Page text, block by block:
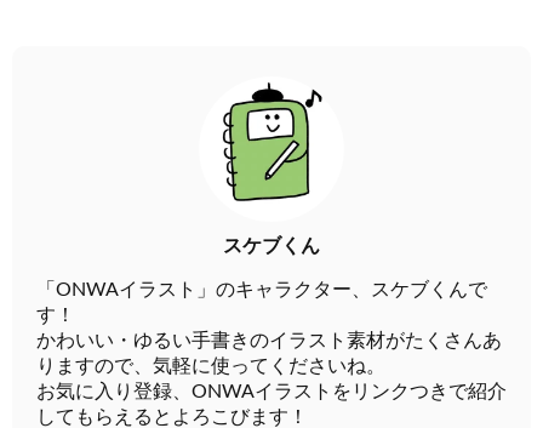
スケブくん
「ONWAイラスト」のキャラクター、スケブくんで
す！
かわいい・ゆるい手書きのイラスト素材がたくさんあ
りますので、気軽に使ってくださいね。
お気に入り登録、ONWAイラストをリンクつきで紹介
してもらえるとよろこびます！